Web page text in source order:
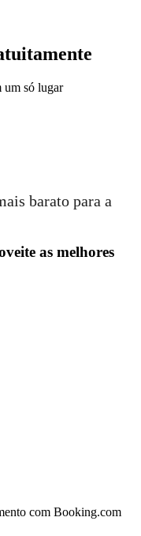
um só lugar
barato para a
as melhores
com Booking.com